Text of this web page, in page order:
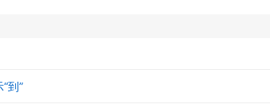
到”